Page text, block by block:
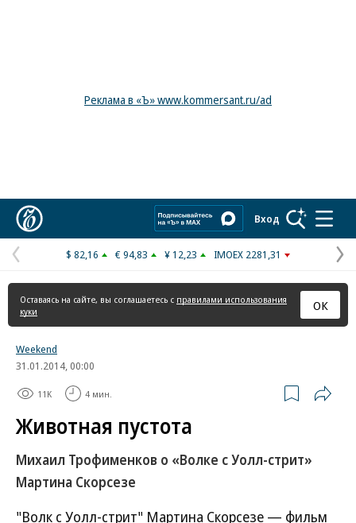
Реклама в «Ъ» www.kommersant.ru/ad
Вход
Предыдущая
страница
$ 82,16 € 94,83 ¥ 12,23 IMOEX 2281,31
Оставаясь на сайте, вы соглашаетесь с правилами использования
куки
ОК
Weekend
31.01.2014, 00:00
11K 4 мин.
Животная пустота
Михаил Трофименков о «Волке с Уолл-стрит»
Мартина Скорсезе
"Волк с Уолл-стрит" Мартина Скорсезе — фильм